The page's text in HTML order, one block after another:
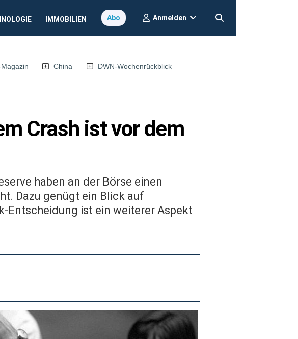
IMMOBILIEN Abo Anmelden
China DWN-Wochenrückblick
Crash ist vor dem
haben an der Börse einen
Dazu genügt ein Blick auf
Entscheidung ist ein weiterer Aspekt